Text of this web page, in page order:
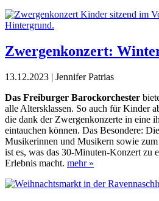
Zwergenkonzert:
13.12.2023 | Jennifer Patrias
Das Freiburger Barockorchester
alle Altersklassen. So auch für Kinder
die dank der Zwergenkonzerte in eine
eintauchen können. Das Besondere:
Musikerinnen und Musikern sowie
ist es, was das 30-Minuten-Konzert zu
Erlebnis macht. mehr »